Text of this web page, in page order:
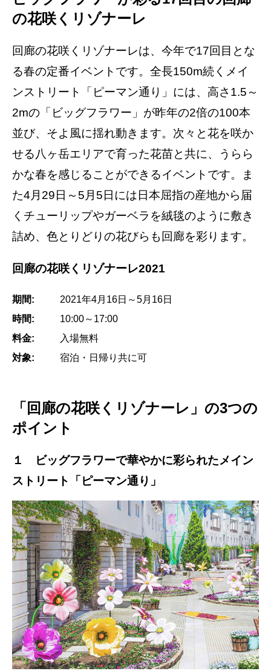
の花咲くリゾナーレ
回廊の花咲くリゾナーレは、今年で17回目とな
る春の定番イベントです。全長150m続くメイ
ンストリート「ピーマン通り」には、高さ1.5～
2mの「ビッグフラワー」が昨年の2倍の100本
並び、そよ風に揺れ動きます。次々と花を咲か
せる八ヶ岳エリアで育った花苗と共に、うらら
かな春を感じることができるイベントです。ま
た4月29日～5月5日には日本屈指の産地から届
くチューリップやガーベラを絨毯のように敷き
詰め、色とりどりの花びらも回廊を彩ります。
回廊の花咲くリゾナーレ2021
期間:
2021年4月16日～5月16日
時間:
10:00～17:00
料金:
入場無料
対象:
宿泊・日帰り共に可
「回廊の花咲くリゾナーレ」の3つの
ポイント
１ ビッグフラワーで華やかに彩られたメイン
ストリート「ピーマン通り」